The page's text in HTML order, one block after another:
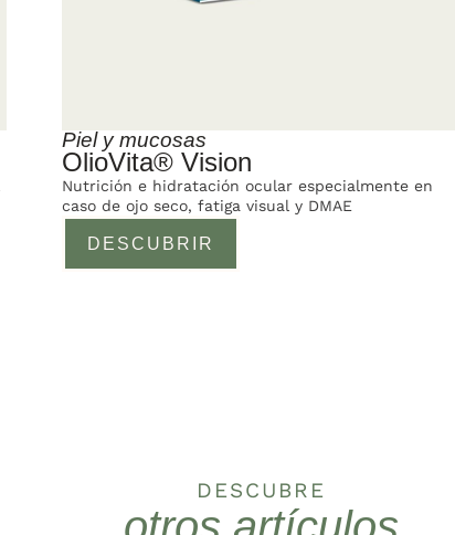
Piel y mucosas
OlioVita® Vision
DESCUBRIR
Nutrición e hidratación ocular especialmente en
caso de ojo seco, fatiga visual y DMAE
DESCUBRE